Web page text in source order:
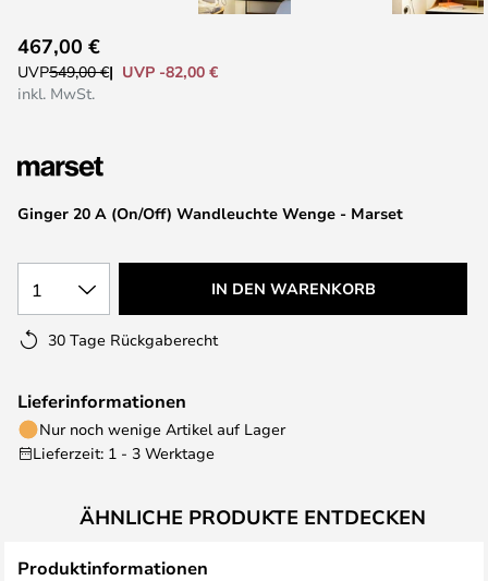
Anfang
der
Ginger 20 A (On/Off) Wandleuchte Wenge - Marset
467,00 €
UVP549,00 €
UVP -82,00 €
inkl. MwSt.
1 IN DEN WARENKORB
30 Tage Rückgaberecht
Lieferinformationen
Nur noch wenige Artikel auf Lager
Lieferzeit: 1 - 3 Werktage
ÄHNLICHE PRODUKTE ENTDECKEN
Produktinformationen